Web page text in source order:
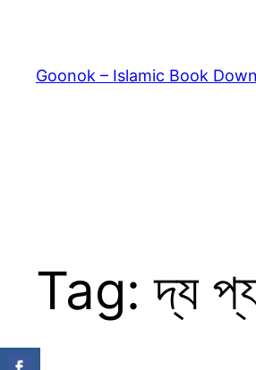
content
Goonok – Islamic Book
Tag:দ্য